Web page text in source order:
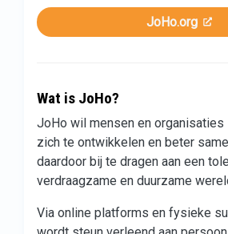
JoHo.org
Wat is JoHo?
JoHo wil mensen en
zich te ontwikkelen en beter
daardoor bij te dragen aan een
verdraagzame en duurzame
Via online platforms en fysieke